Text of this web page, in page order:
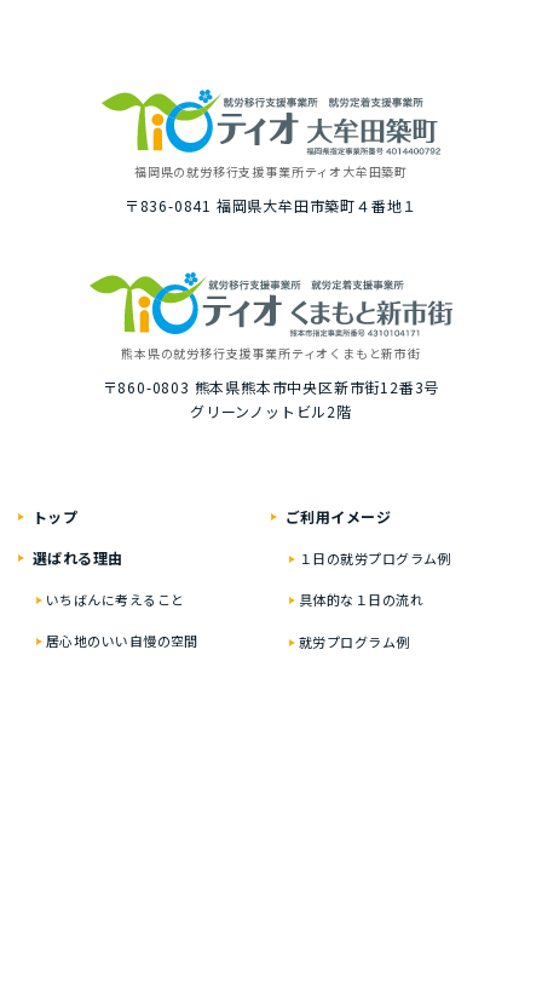
福岡県の就労移⾏⽀援事業所ティオ⼤牟⽥築町
〒836-0841 福岡県⼤牟⽥市築町４番地１
熊本県の就労移⾏⽀援事業所ティオくまもと新市街
〒860-0803 熊本県熊本市中央区新市街12番3号
グリーンノットビル2階
トップ
選ばれる理由
いちばんに考えること
居⼼地のいい⾃慢の空間
ご利⽤イメージ
１⽇の就労プログラム例
具体的な１⽇の流れ
就労プログラム例